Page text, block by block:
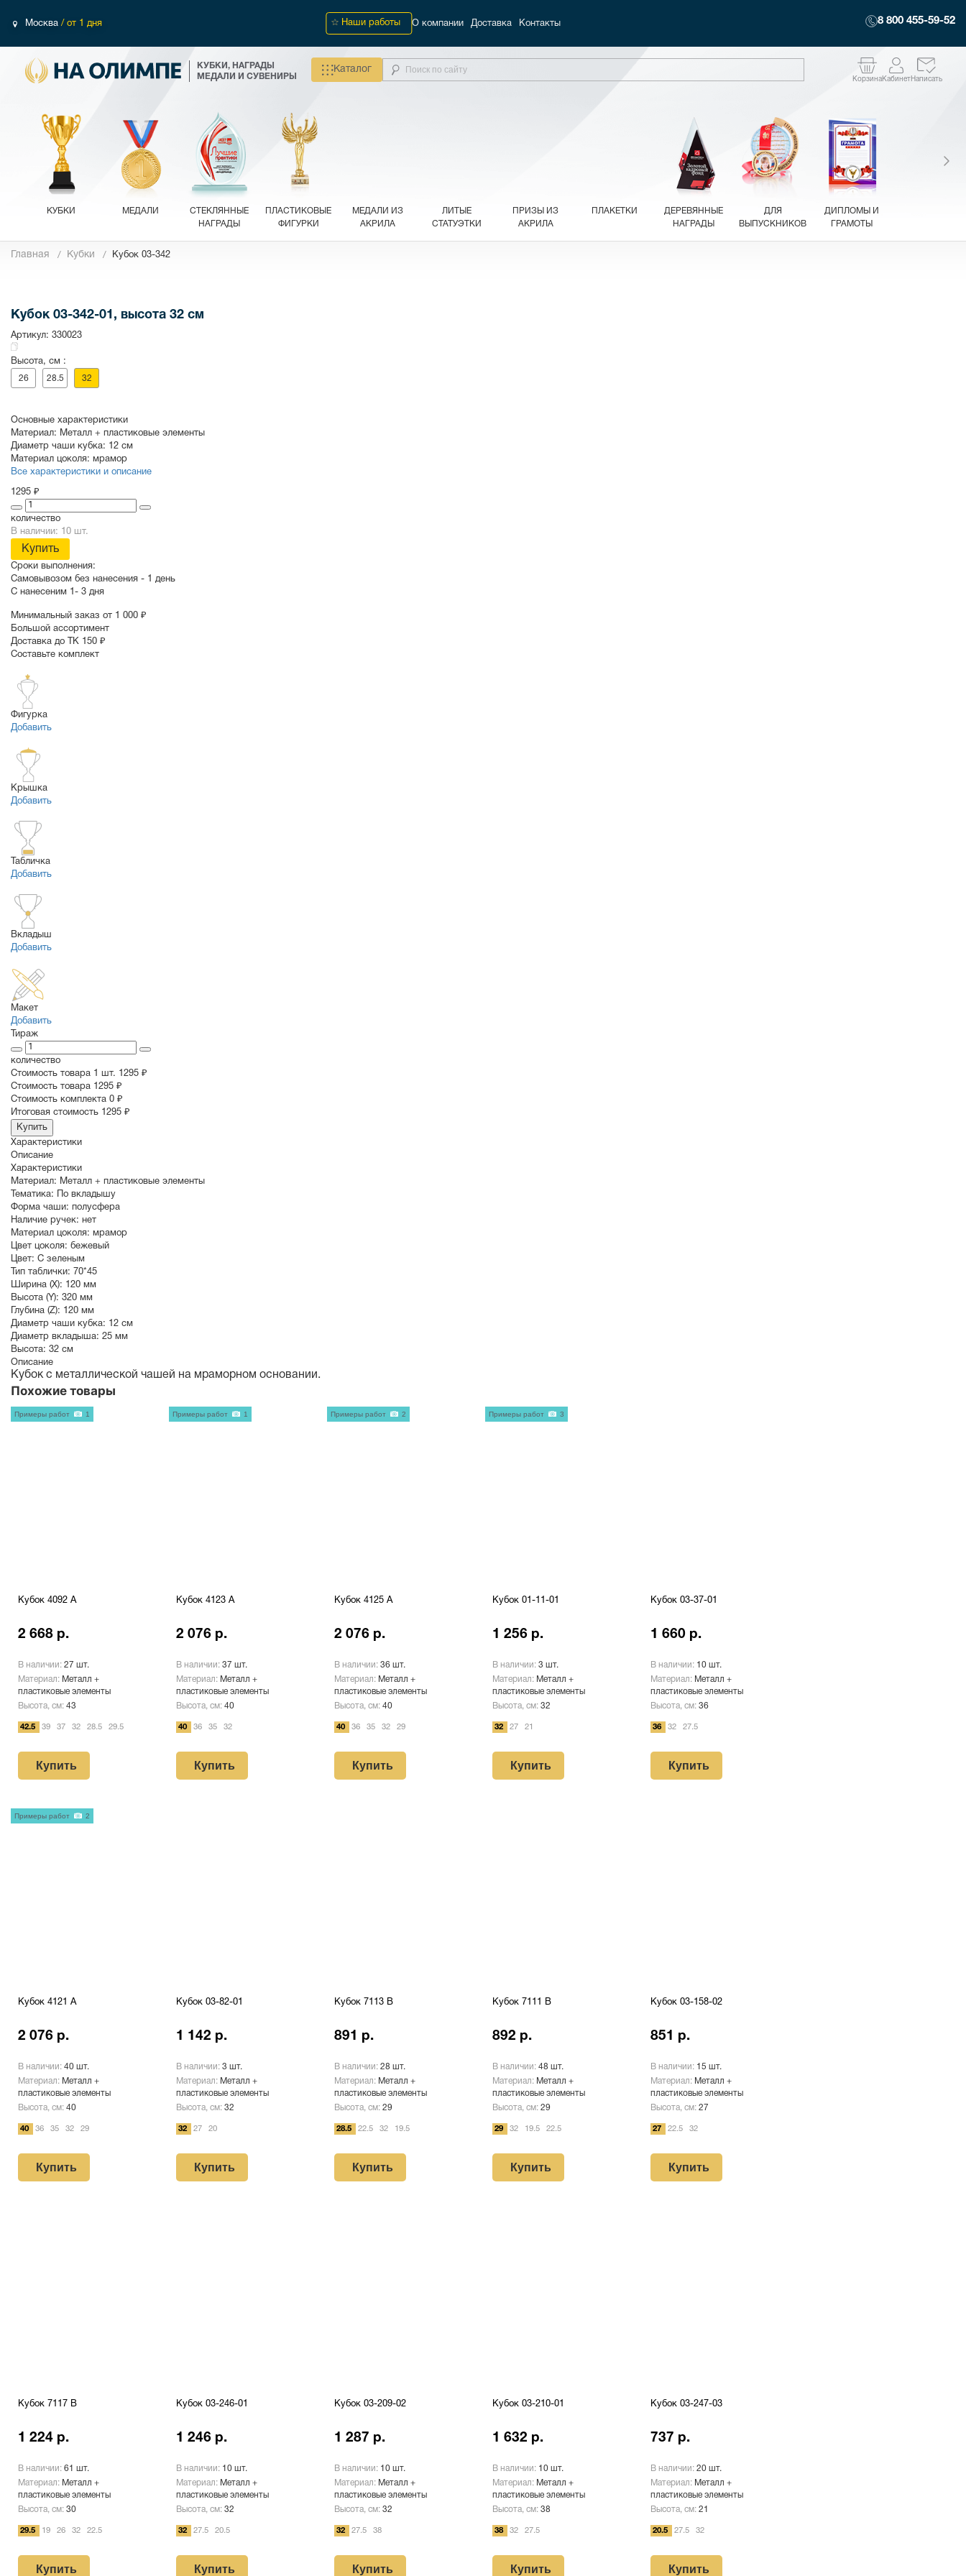
Москва / от 1 дня Наши работы О компании Доставка Контакты 8 800 455-59-52
КУБКИ, НАГРАДЫ
МЕДАЛИ И СУВЕНИРЫ
Каталог
КорзинаКабинетНаписать
КУБКИ МЕДАЛИ
СТЕКЛЯННЫЕ
НАГРАДЫ
ПЛАСТИКОВЫЕ
ФИГУРКИ
МЕДАЛИ ИЗ
АКРИЛА
ЛИТЫЕ
СТАТУЭТКИ
ПРИЗЫ ИЗ
АКРИЛА
ПЛАКЕТКИ
ДЕРЕВЯННЫЕ
НАГРАДЫ
ДЛЯ
ВЫПУСКНИКОВ
ДИПЛОМЫ И
ГРАМОТЫ
СУВЕНИРЫ
Главная Кубки Кубок 03-342
Кубок 03-342-01, высота 32 см
Артикул: 330023
Высота, см :
26 28.5 32
Основные характеристики
Материал: Металл + пластиковые элементы
Диаметр чаши кубка: 12 см
Материал цоколя: мрамор
Все характеристики и описание
1295 ₽
количество
В наличии: 10 шт.
Купить
Сроки выполнения:
Самовывозом без нанесения - 1 день
С нанесеним 1- 3 дня
Минимальный заказ от 1 000 ₽
Большой ассортимент
Доставка до ТК 150 ₽
Составьте комплект
Фигурка
Добавить
Крышка
Добавить
Табличка
Добавить
Вкладыш
Добавить
Макет
Добавить
Тираж
количество
Стоимость товара 1 шт. 1295 ₽
Cтоимость товара 1295 ₽
Стоимость комплекта 0 ₽
Итоговая стоимость 1295 ₽
Купить
Характеристики
Описание
Характеристики
Материал: Металл + пластиковые элементы
Тематика:
По вкладышу
Форма чаши: полусфера
Наличие ручек: нет
Материал цоколя: мрамор
Цвет цоколя: бежевый
Цвет: С зеленым
Тип таблички: 70*45
Ширина (X): 120 мм
Высота (Y): 320 мм
Глубина (Z): 120 мм
Диаметр чаши кубка: 12 см
Диаметр вкладыша: 25 мм
Высота: 32 см
Описание
Кубок с металлической чашей на мраморном основании.
Похожие товары
Кубок 4092 A
2 668 р.
В наличии: 27 шт.
Материал: Металл +
пластиковые элементы
Высота, см: 43
42.5 39 37 32 28.5 29.5
Купить
Примеры работ 1
Кубок 4123 A
2 076 р.
В наличии: 37 шт.
Материал: Металл +
пластиковые элементы
Высота, см: 40
40 36 35 32
Купить
Примеры работ 1
Кубок 4125 A
2 076 р.
В наличии: 36 шт.
Материал: Металл +
пластиковые элементы
Высота, см: 40
40 36 35 32 29
Купить
Примеры работ 2
Кубок 01-11-01
1 256 р.
В наличии: 3 шт.
Материал: Металл +
пластиковые элементы
Высота, см: 32
32 27 21
Купить
Примеры работ 3
Кубок 03-37-01
1 660 р.
В наличии: 10 шт.
Материал: Металл +
пластиковые элементы
Высота, см: 36
36 32 27.5
Купить
Кубок 4121 A
2 076 р.
В наличии: 40 шт.
Материал: Металл +
пластиковые элементы
Высота, см: 40
40 36 35 32 29
Купить
Примеры работ 2
Кубок 03-82-01
1 142 р.
В наличии: 3 шт.
Материал: Металл +
пластиковые элементы
Высота, см: 32
32 27 20
Купить
Кубок 7113 B
891 р.
В наличии: 28 шт.
Материал: Металл +
пластиковые элементы
Высота, см: 29
28.5 22.5 32 19.5
Купить
Кубок 7111 B
892 р.
В наличии: 48 шт.
Материал: Металл +
пластиковые элементы
Высота, см: 29
29 32 19.5 22.5
Купить
Кубок 03-158-02
851 р.
В наличии: 15 шт.
Материал: Металл +
пластиковые элементы
Высота, см: 27
27 22.5 32
Купить
Кубок 7117 B
1 224 р.
В наличии: 61 шт.
Материал: Металл +
пластиковые элементы
Высота, см: 30
29.5 19 26 32 22.5
Купить
Кубок 03-246-01
1 246 р.
В наличии: 10 шт.
Материал: Металл +
пластиковые элементы
Высота, см: 32
32 27.5 20.5
Купить
Кубок 03-209-02
1 287 р.
В наличии: 10 шт.
Материал: Металл +
пластиковые элементы
Высота, см: 32
32 27.5 38
Купить
Кубок 03-210-01
1 632 р.
В наличии: 10 шт.
Материал: Металл +
пластиковые элементы
Высота, см: 38
38 32 27.5
Купить
Кубок 03-247-03
737 р.
В наличии: 20 шт.
Материал: Металл +
пластиковые элементы
Высота, см: 21
20.5 27.5 32
Купить